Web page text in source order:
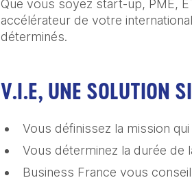
Que vous soyez start-up, PME,
accélérateur de votre
déterminés.
V.I.E, UNE SOLUTION
Vous définissez la mission
Vous déterminez la durée de
Business France vous